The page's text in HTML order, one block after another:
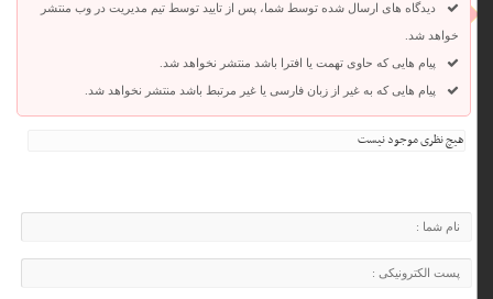
دیدگاه های ارسال شده توسط شما، پس از تایید توسط تیم مدیریت در وب منتشر
خواهد شد.
پیام هایی که حاوی تهمت یا افترا باشد منتشر نخواهد شد.
پیام هایی که به غیر از زبان فارسی یا غیر مرتبط باشد منتشر نخواهد شد.
هیچ نظری موجود نیست